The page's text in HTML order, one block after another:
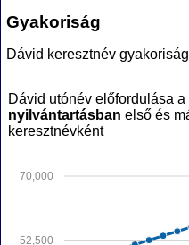
Gyakoriság
Dávid keresztnév
Dávid utónév előfordulása a
nyilvántartásban első és
keresztnévként
52,500
70,000